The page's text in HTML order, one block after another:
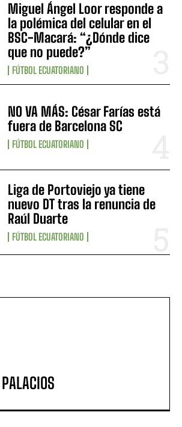
Miguel Ángel Loor responde a
la polémica del celular en el
BSC-Macará: “¿Dónde dice
que no puede?”
FÚTBOL ECUATORIANO
NO VA MÁS: César Farías está
fuera de Barcelona SC
FÚTBOL ECUATORIANO
Liga de Portoviejo ya tiene
nuevo DT tras la renuncia de
Raúl Duarte
FÚTBOL ECUATORIANO